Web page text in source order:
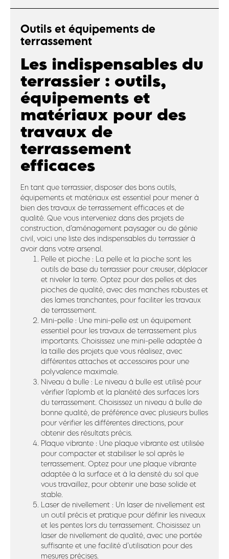
Outils et équipements de
terrassement
Les indispensables du
terrassier : outils,
équipements et
matériaux pour des
travaux de
terrassement
efficaces
En tant que terrassier, disposer des bons outils,
équipements et matériaux est essentiel pour mener à
bien des travaux de terrassement efficaces et de
qualité. Que vous interveniez dans des projets de
construction, d’aménagement paysager ou de génie
civil, voici une liste des indispensables du terrassier à
avoir dans votre arsenal.
Pelle et pioche : La pelle et la pioche sont les
outils de base du terrassier pour creuser, déplacer
et niveler la terre. Optez pour des pelles et des
pioches de qualité, avec des manches robustes et
des lames tranchantes, pour faciliter les travaux
de terrassement.
Mini-pelle : Une mini-pelle est un équipement
essentiel pour les travaux de terrassement plus
importants. Choisissez une mini-pelle adaptée à
la taille des projets que vous réalisez, avec
différentes attaches et accessoires pour une
polyvalence maximale.
Niveau à bulle : Le niveau à bulle est utilisé pour
vérifier l’aplomb et la planéité des surfaces lors
du terrassement. Choisissez un niveau à bulle de
bonne qualité, de préférence avec plusieurs bulles
pour vérifier les différentes directions, pour
obtenir des résultats précis.
Plaque vibrante : Une plaque vibrante est utilisée
pour compacter et stabiliser le sol après le
terrassement. Optez pour une plaque vibrante
adaptée à la surface et à la densité du sol que
vous travaillez, pour obtenir une base solide et
stable.
Laser de nivellement : Un laser de nivellement est
un outil précis et pratique pour définir les niveaux
et les pentes lors du terrassement. Choisissez un
laser de nivellement de qualité, avec une portée
suffisante et une facilité d’utilisation pour des
mesures précises.